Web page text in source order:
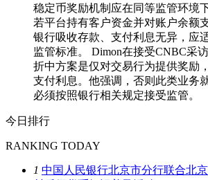
稳定币奖励机制应在同等监管环境
若平台持有客户资金并对账户余额
银行吸收存款、支付利息无异，应
监管标准。 Dimon在接受CNBC采
折中方案是仅对交易行为提供奖励
支付利息。他强调，否则此类业务
必须按照银行相关规定接受监管。
今日排行
RANKING TODAY
1 中国人民银行北京市分行联合北